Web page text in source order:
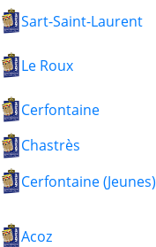
Sart-Saint-Laurent
Le Roux
Cerfontaine
Chastrès
Cerfontaine (Jeunes)
Acoz